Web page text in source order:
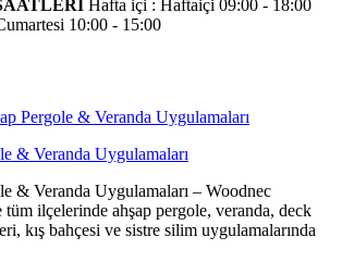
Hafta içi : Haftaiçi 09:00 - 18:00
10:00 - 15:00
& Veranda Uygulamaları
& Veranda Uygulamaları – Woodnec
ilçelerinde ahşap pergole, veranda, deck
kış bahçesi ve sistre silim uygulamalarında